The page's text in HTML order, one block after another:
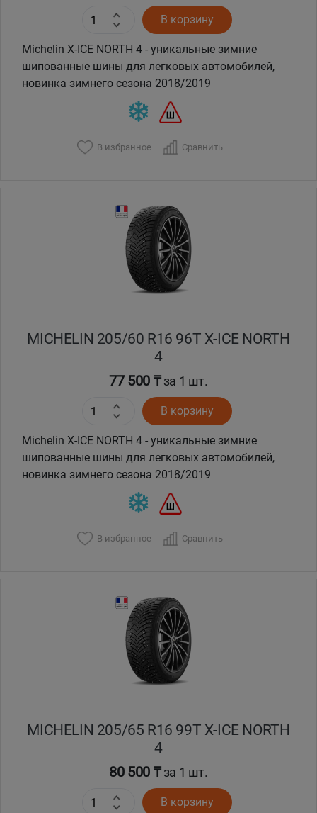
В корзину
Michelin X-ICE NORTH 4 - уникальные зимние
шипованные шины для легковых автомобилей,
новинка зимнего сезона 2018/2019
В избранное Сравнить
MICHELIN 205/60 R16 96T X-ICE NORTH
4
77 500 ₸за 1 шт.
В корзину
Michelin X-ICE NORTH 4 - уникальные зимние
шипованные шины для легковых автомобилей,
новинка зимнего сезона 2018/2019
В избранное Сравнить
MICHELIN 205/65 R16 99T X-ICE NORTH
4
80 500 ₸за 1 шт.
В корзину